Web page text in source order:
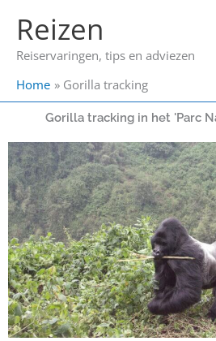
naarReizen
Reiservaringen, tips en adviezen
Home Gorilla tracking
Gorilla tracking in het 'Parc